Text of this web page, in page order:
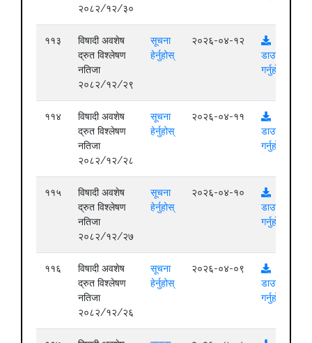
२०८२/१२/३०
११३
विषादी अवशेष
द्रुत विश्लेषण
नतिजा
२०८२/१२/२९
सूचना
हेर्नुहोस्
२०२६-०४-१२
डाउनलोड
गर्नुहोस्
११४
विषादी अवशेष
द्रुत विश्लेषण
नतिजा
२०८२/१२/२८
सूचना
हेर्नुहोस्
२०२६-०४-११
डाउनलोड
गर्नुहोस्
११५
विषादी अवशेष
द्रुत विश्लेषण
नतिजा
२०८२/१२/२७
सूचना
हेर्नुहोस्
२०२६-०४-१०
डाउनलोड
गर्नुहोस्
११६
विषादी अवशेष
द्रुत विश्लेषण
नतिजा
२०८२/१२/२६
सूचना
हेर्नुहोस्
२०२६-०४-०९
डाउनलोड
गर्नुहोस्